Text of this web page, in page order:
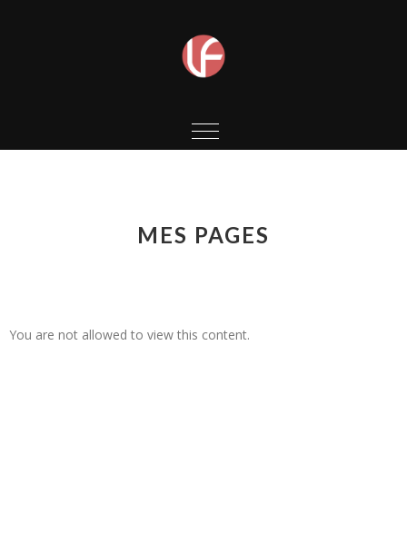
MES PAGES
You are not allowed to view this content.